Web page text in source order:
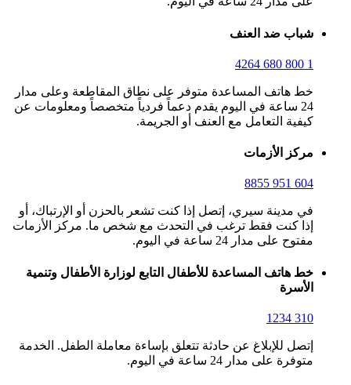
شباب ضد العنف
1 800 680 4264
خط هاتف المساعدة متوفر على نطاق المقاطعة وعلى مدار
24 ساعة في اليوم يقدم دعماً فردياً متخصصاً ومعلومات عن
كيفية التعامل مع العنف أو الجريمة.
مركز الأزمات
604 951 8855
في مدينة سيري، إتصل إذا كنت تشعر بالحزن أو الإرتباك، أو
إذا كنت فقط ترغب في التحدث مع شخص ما. مركز الأزمات
مفتوح على مدار 24 ساعة في اليوم.
خط هاتف المساعدة للأطفال التابع لوزارة الأطفال وتنمية
الأسرة
310 1234
إتصل للإبلاغ عن حادثة تتعلق بإساءة معاملة الطفل. الخدمة
متوفرة على مدار 24 ساعة في اليوم.